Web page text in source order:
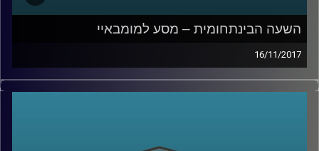
השעה הבינתחומית – מסע למומבאיי
16/11/2017
היא אחת מהערים הגדולות ביותר בעולם
פסוואני שבו מסיור במומבאיי ונותנים הצצה